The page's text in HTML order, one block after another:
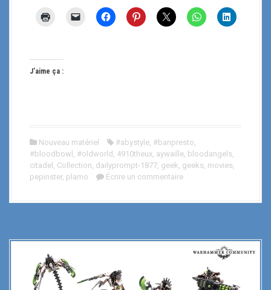
J’aime ça :
Nouveau matériel #abystyle, #banpresto,
#bloodbowl , #oldworld , 4910theux, aywaille, bloodangels,
citadel , Collection, dailyprompt-1877, geek, geeks, movies,
pepinster, plamo Écrire un commentaire